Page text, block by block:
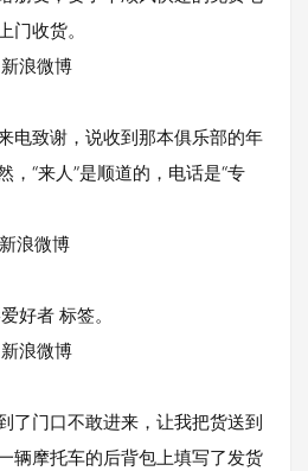
门收货。
浪微博
致谢，说收到那本俱乐部的年
，“来人”是顺道的，电话是“专
浪微博
者 标签。
浪微博
门口不敢进来，让我把货送到
辆摩托车的后背包上填写了发货